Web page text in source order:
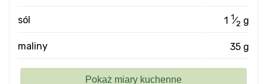
sól 1 1⁄2 g
maliny 35 g